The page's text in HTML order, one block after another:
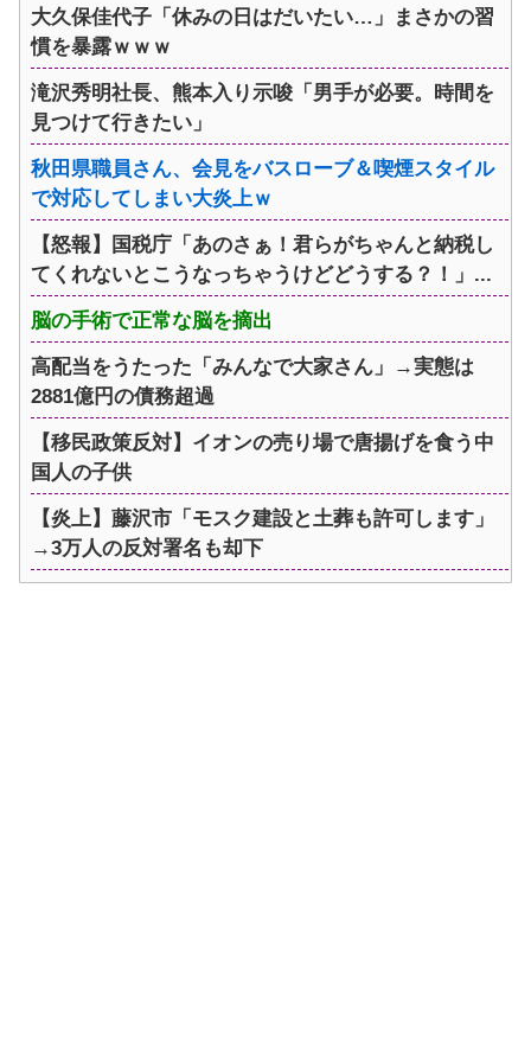
大久保佳代子「休みの日はだいたい…」まさかの習
慣を暴露ｗｗｗ
滝沢秀明社長、熊本入り示唆「男手が必要。時間を
見つけて行きたい」
秋田県職員さん、会見をバスローブ＆喫煙スタイル
で対応してしまい大炎上ｗ
【怒報】国税庁「あのさぁ！君らがちゃんと納税し
てくれないとこうなっちゃうけどどうする？！」...
脳の手術で正常な脳を摘出
高配当をうたった「みんなで大家さん」→実態は
2881億円の債務超過
【移民政策反対】イオンの売り場で唐揚げを食う中
国人の子供
【炎上】藤沢市「モスク建設と土葬も許可します」
→3万人の反対署名も却下